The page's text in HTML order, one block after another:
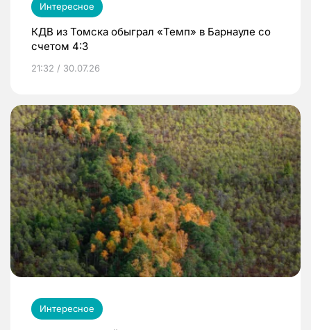
Интересное
КДВ из Томска обыграл «Темп» в Барнауле со
счетом 4:3
21:32 / 30.07.26
Интересное